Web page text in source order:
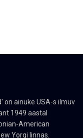
on ainuke USA-s ilmuv
1949 aastal
American
Yorgi linnas.